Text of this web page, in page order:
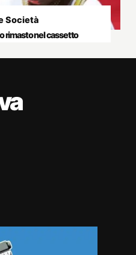
Società
rimasto nel cassetto